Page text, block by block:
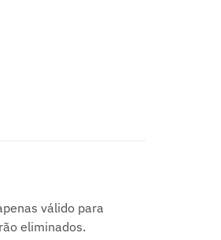
válido para
eliminados.